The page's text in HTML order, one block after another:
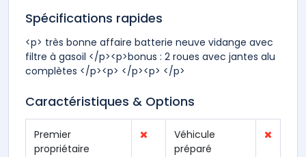
Spécifications rapides
<p> très bonne affaire batterie neuve vidange avec
filtre à gasoil </p><p>bonus : 2 roues avec jantes alu
complètes </p><p> </p><p> </p>
Caractéristiques & Options
Premier
propriétaire
Véhicule
préparé